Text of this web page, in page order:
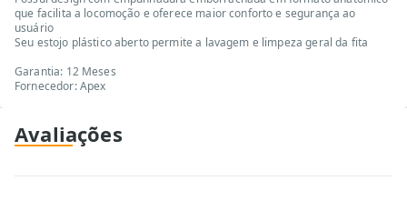
que facilita a locomoção e oferece maior conforto e segurança ao
usuário
Seu estojo plástico aberto permite a lavagem e limpeza geral da fita
Garantia: 12 Meses
Fornecedor: Apex
Avaliações